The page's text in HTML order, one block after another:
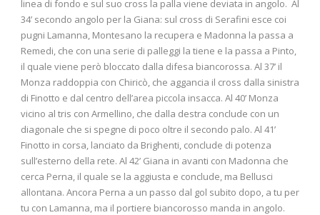
linea di fondo e sul suo cross la palla viene deviata in angolo. Al
34’ secondo angolo per la Giana: sul cross di Serafini esce coi
pugni Lamanna, Montesano la recupera e Madonna la passa a
Remedi, che con una serie di palleggi la tiene e la passa a Pinto,
il quale viene però bloccato dalla difesa biancorossa. Al 37’ il
Monza raddoppia con Chiricò, che aggancia il cross dalla sinistra
di Finotto e dal centro dell’area piccola insacca. Al 40’ Monza
vicino al tris con Armellino, che dalla destra conclude con un
diagonale che si spegne di poco oltre il secondo palo. Al 41’
Finotto in corsa, lanciato da Brighenti, conclude di potenza
sull’esterno della rete. Al 42’ Giana in avanti con Madonna che
cerca Perna, il quale se la aggiusta e conclude, ma Bellusci
allontana. Ancora Perna a un passo dal gol subito dopo, a tu per
tu con Lamanna, ma il portiere biancorosso manda in angolo.